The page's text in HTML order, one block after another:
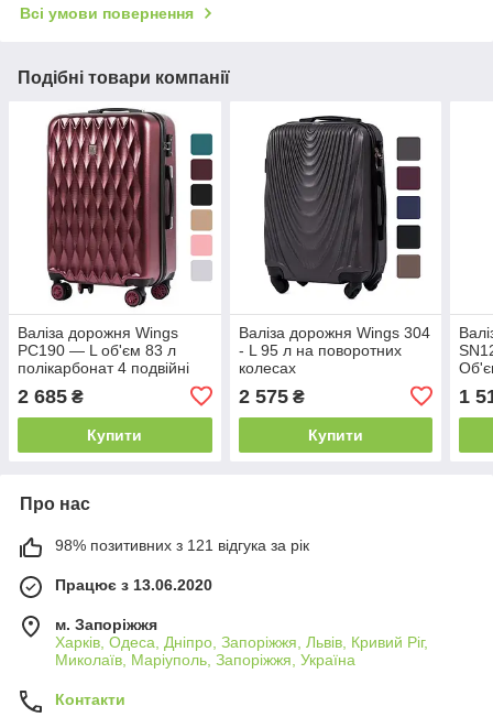
Всі умови повернення
Подібні товари компанії
Валіза дорожня Wings
PC190 — L об'єм 83 л
полікарбонат 4 подвійні
B_2033 Червоний
2 685 ₴
Купити
Валіза дорожня Wings 304
- L 95 л на поворотних
колесах
кодовий замок B_1608
2 575₴
Купити
1
Про нас
98% позитивних з 121 відгука за рік
Працює з 13.06.2020
м. Запоріжжя
Харків, Одеса, Дніпро, Запоріжжя, Львів, Кривий Ріг,
Миколаїв, Маріуполь, Запоріжжя, Україна
Контакти